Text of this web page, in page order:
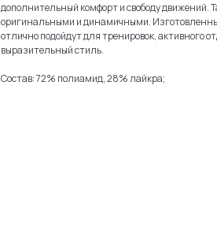
дополнительный комфорт и свободу движений.
оригинальными и динамичными.
отлично подойдут для тренировок, активного
выразительный стиль.
Состав: 72% полиамид, 28% лайкра;